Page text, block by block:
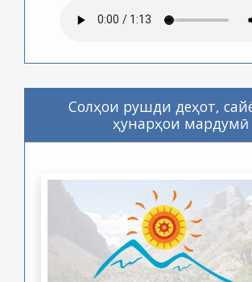
Солҳои рушди деҳот,
ҳунарҳои мардумӣ